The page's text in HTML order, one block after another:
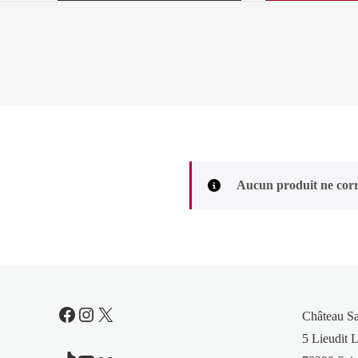
Aucun produit ne
Facebook
Instagram
X
Château
5 Lieudit